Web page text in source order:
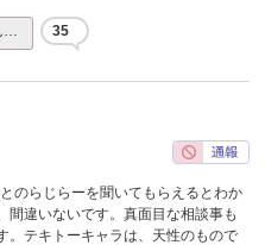
… 35
のらじらーを聞いてもらえるとわか
間違いないです。真面目な相談事も
。テキトーキャラは、天性のもので